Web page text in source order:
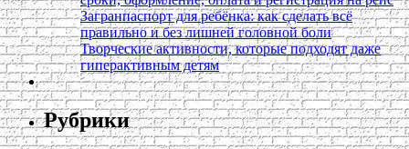
Загранпаспорт для ребёнка: как сделать всё
правильно и без лишней головной боли
Творческие активности, которые подходят даже
гиперактивным детям
Рубрики